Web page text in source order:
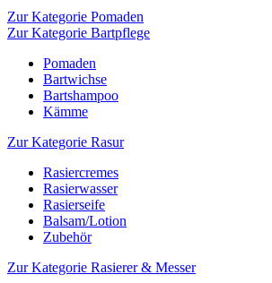
Zur Kategorie Pomaden
Zur Kategorie Bartpflege
Pomaden
Bartwichse
Bartshampoo
Kämme
Zur Kategorie Rasur
Rasiercremes
Rasierwasser
Rasierseife
Balsam/Lotion
Zubehör
Zur Kategorie Rasierer & Messer